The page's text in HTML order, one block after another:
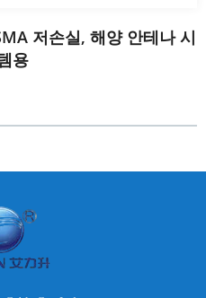
저손실, 해양 안테나 시
용